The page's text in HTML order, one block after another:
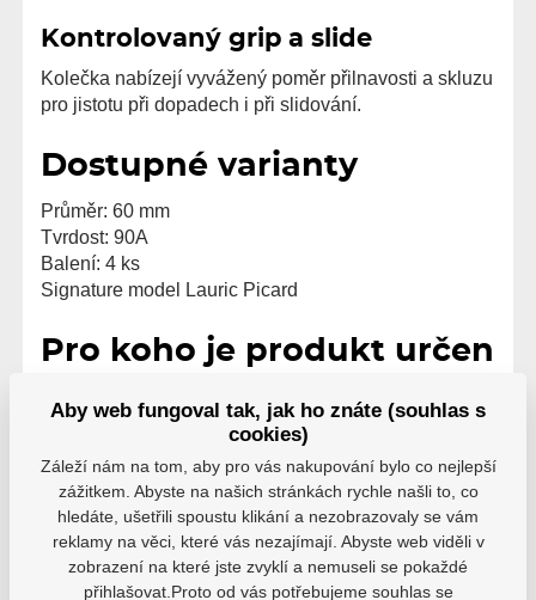
Kontrolovaný grip a slide
Kolečka nabízejí vyvážený poměr přilnavosti a skluzu
pro jistotu při dopadech i při slidování.
Dostupné varianty
Průměr: 60 mm
Tvrdost: 90A
Balení: 4 ks
Signature model Lauric Picard
Pro koho je produkt určen
pro pokročilé a náročné jezdce, kteří hledají odolná a
vyvážená kolečka pro technický street skating a
pravidelné intenzivní ježdění.
Aby web fungoval tak, jak ho znáte (souhlas s
cookies)
Záleží nám na tom, aby pro vás nakupování bylo co nejlepší
zážitkem. Abyste na našich stránkách rychle našli to, co
hledáte, ušetřili spoustu klikání a nezobrazovaly se vám
reklamy na věci, které vás nezajímají. Abyste web viděli v
zobrazení na které jste zvyklí a nemuseli se pokaždé
přihlašovat.Proto od vás potřebujeme souhlas se